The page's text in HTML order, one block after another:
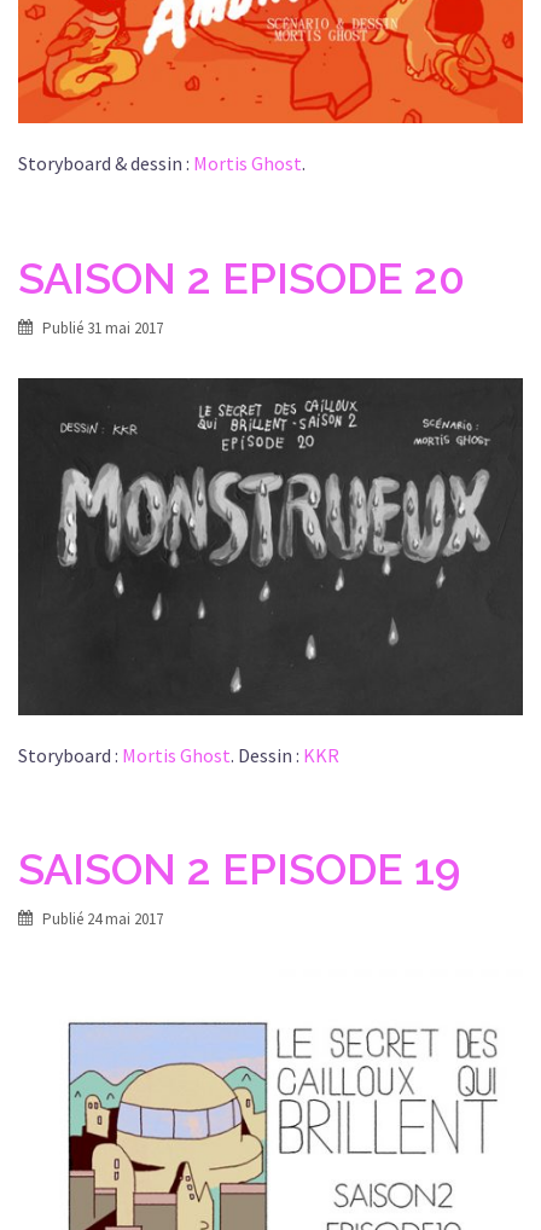
Storyboard & dessin : Mortis Ghost.
SAISON 2 EPISODE 20
Publié 31 mai 2017
Storyboard : Mortis Ghost. Dessin : KKR
SAISON 2 EPISODE 19
Publié 24 mai 2017